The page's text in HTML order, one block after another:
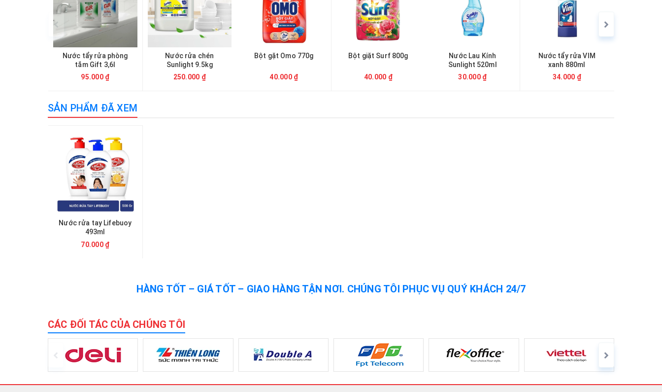
Nước tẩy rửa phòng
tắm Gift 3,6l
95.000 ₫
Nước rửa chén
Sunlight 9.5kg
250.000 ₫
Bột gặt Omo 770g
40.000 ₫
Bột giặt Surf 800g
40.000 ₫
Nước Lau Kính
Sunlight 520ml
30.000 ₫
Nước tẩy rửa VIM
xanh 880ml
34.000 ₫
SẢN PHẨM ĐÃ XEM
Nước rửa tay Lifebuoy
493ml
70.000 ₫
HÀNG TỐT – GIÁ TỐT – GIAO HÀNG TẬN NƠI. CHÚNG TÔI PHỤC VỤ QUÝ KHÁCH 24/7
CÁC ĐỐI TÁC CỦA CHÚNG TÔI